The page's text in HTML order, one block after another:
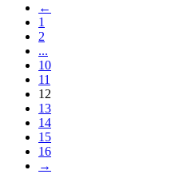
←
1
2
...
10
11
12
13
14
15
16
→